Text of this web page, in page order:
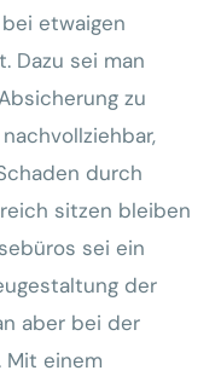
etwaigen
Dazu sei man
zu
durch
sitzen bleiben
sei ein
der
aber bei der
Mit einem